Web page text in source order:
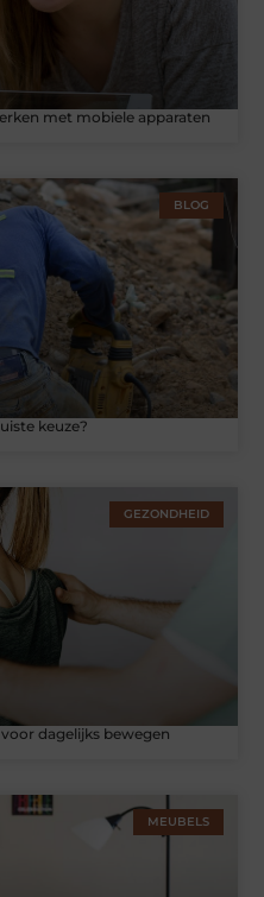
met mobiele apparaten
BLOG
keuze?
GEZONDHEID
dagelijks bewegen
MEUBELS